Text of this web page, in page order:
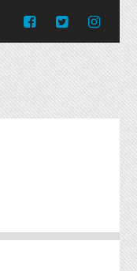
Portugal
Ukraine
République tchèque
Russie
Slovaquie
Slovénie